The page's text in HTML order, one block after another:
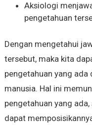
Aksiologi
pengetahuan
Dengan mengetahui
tersebut, maka kita
pengetahuan yang ada
manusia. Hal ini
pengetahuan yang
dapat